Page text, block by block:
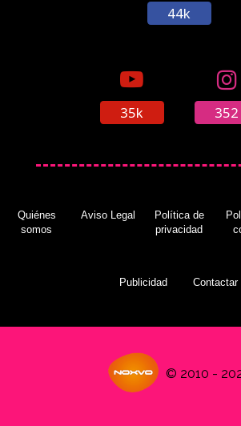
44k
35k 352
Quiénes
somos
Aviso Legal
Política de
privacidad
Publicidad Contactar
© 2010 -